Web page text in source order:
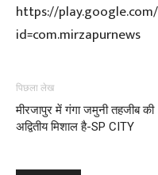
https://
id=com.mirzapurnews
पिछला लेख
मीरजापुर में गंगा जमुनी तहजीब की
अद्वितीय मिशाल है-SP CITY